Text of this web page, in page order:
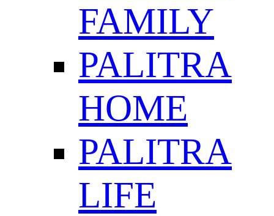
FAMILY
PALITRA
HOME
PALITRA
LIFE